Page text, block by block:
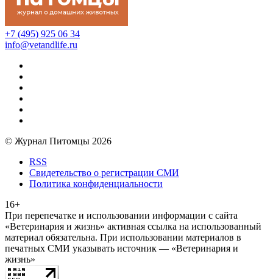
+7 (495) 925 06 34
info@vetandlife.ru
© Журнал Питомцы 2026
RSS
Свидетельство о регистрации СМИ
Политика конфиденциальности
16+
При перепечатке и использовании информации с сайта
«Ветеринария и жизнь» активная ссылка на использованный
материал обязательна. При использовании материалов в
печатных СМИ указывать источник — «Ветеринария и
жизнь»